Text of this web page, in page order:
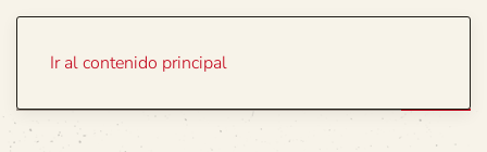
Ir al contenido principal